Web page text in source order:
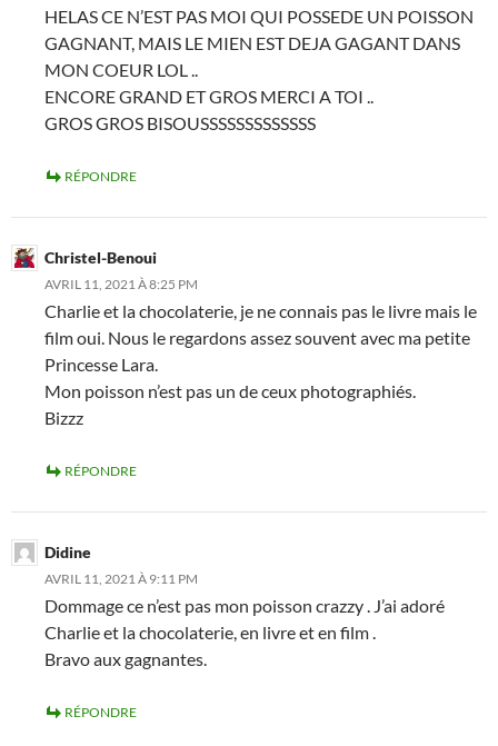
HELAS CE N’EST PAS MOI QUI POSSEDE UN POISSON
GAGNANT, MAIS LE MIEN EST DEJA GAGANT DANS
MON COEUR LOL ..
ENCORE GRAND ET GROS MERCI A TOI ..
GROS GROS BISOUSSSSSSSSSSSSS
RÉPONDRE
Christel-Benoui
AVRIL 11, 2021 À 8:25 PM
Charlie et la chocolaterie, je ne connais pas le livre mais le
film oui. Nous le regardons assez souvent avec ma petite
Princesse Lara.
Mon poisson n’est pas un de ceux photographiés.
Bizzz
RÉPONDRE
Didine
AVRIL 11, 2021 À 9:11 PM
Dommage ce n’est pas mon poisson crazzy . J’ai adoré
Charlie et la chocolaterie, en livre et en film .
Bravo aux gagnantes.
RÉPONDRE